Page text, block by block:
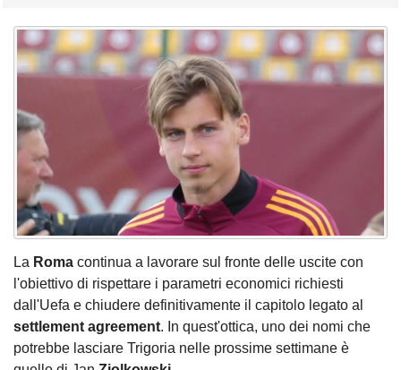
La Roma continua a lavorare sul fronte delle uscite con
l'obiettivo di rispettare i parametri economici richiesti
dall'Uefa e chiudere definitivamente il capitolo legato al
settlement agreement. In quest'ottica, uno dei nomi che
potrebbe lasciare Trigoria nelle prossime settimane è